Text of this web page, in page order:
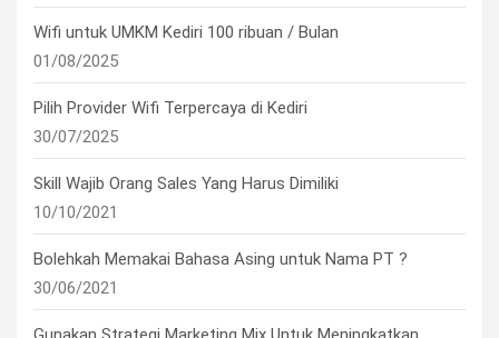
Wifi untuk UMKM Kediri 100 ribuan / Bulan
01/08/2025
Pilih Provider Wifi Terpercaya di Kediri
30/07/2025
Skill Wajib Orang Sales Yang Harus Dimiliki
10/10/2021
Bolehkah Memakai Bahasa Asing untuk Nama PT ?
30/06/2021